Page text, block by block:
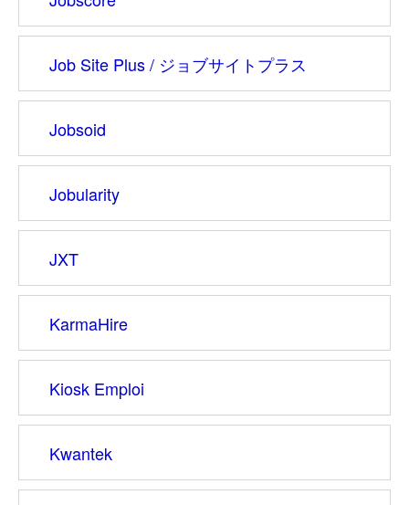
Job Site Plus / ジョブサイトプラス
Jobsoid
Jobularity
JXT
KarmaHire
Kiosk Emploi
Kwantek